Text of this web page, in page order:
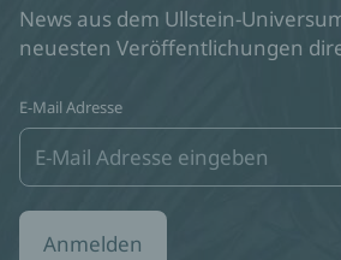
News aus dem Ullstein-
neuesten Veröffentlichungen
E-Mail Adresse
Anmelden